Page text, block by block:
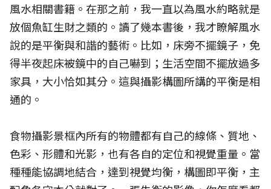
風水相關書籍。在那之前，我一直以為風水約略就是
放個魚缸生財之類的。讀了幾本書後，我才瞭解風水
說的是平衡與和諧的藝術。比如，床旁不擺鏡子，免
得半夜起床被鏡中的自己嚇到；生活空間不擺放過多
家具，大小恰如其分。這與攝影構圖所講的平衡是相
通的。
食物攝影景框內所有的物體都有自己的線條、質地、
色彩、形體和光影，也有各自的定位和視覺重量。當
種種能協調地結合，達到視覺均衡，構圖即平衡，主